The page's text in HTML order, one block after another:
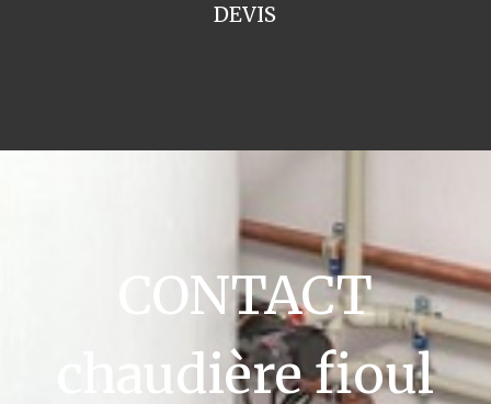
DEVIS
CONTACT
chaudière fioul